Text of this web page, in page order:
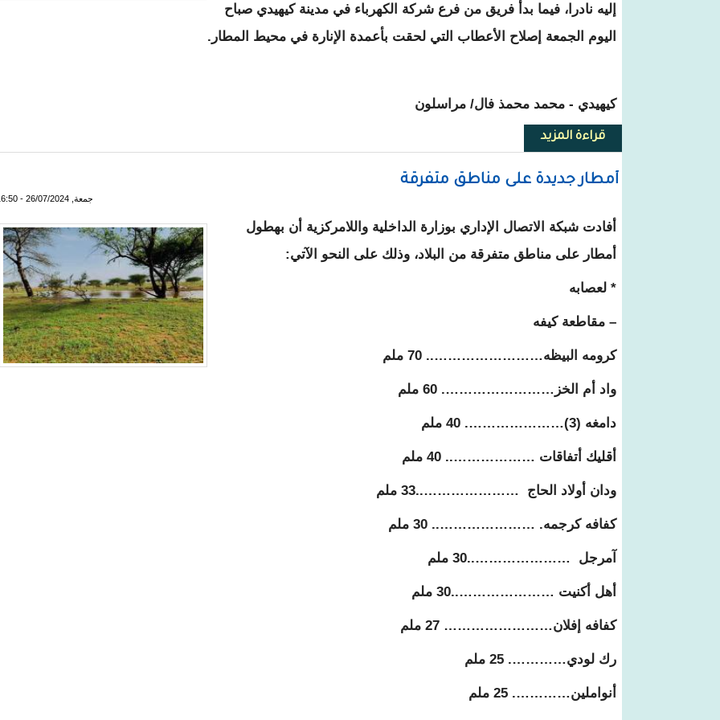
إليه نادرا، فيما بدأ فريق من فرع شركة الكهرباء في مدينة كيهيدي صباح
اليوم الجمعة إصلاح الأعطاب التي لحقت بأعمدة الإنارة في محيط المطار.
كيهيدي - محمد محمذ فال/ مراسلون
قراءة المزيدحول كيهيدي: عواصف الأمطار تتسبب في سقوط بعض أعمدة الإنارة وتوجيه الطائرات بمطار
أمطار جديدة على مناطق متفرقة
جمعة, 26/07/2024 - 16:50
أفادت شبكة الاتصال الإداري بوزارة الداخلية واللامركزية أن بهطول
أمطار على مناطق متفرقة من البلاد، وذلك على النحو الآتي:
* لعصابه
– مقاطعة كيفه
كرومه البيظه…………………….. 70 ملم
واد أم الخز……………………. 60 ملم
دامغه (3)…………………. 40 ملم
أقليك أتفاقات ……………….. 40 ملم
ودان أولاد الحاج …………………..33 ملم
كفافه كرجمه. ………………….. 30 ملم
آمرجل …………………..30 ملم
أهل أكنيت …………………..30 ملم
كفافه إفلان…………………… 27 ملم
رك لودي…………. 25 ملم
أنواملين…………. 25 ملم